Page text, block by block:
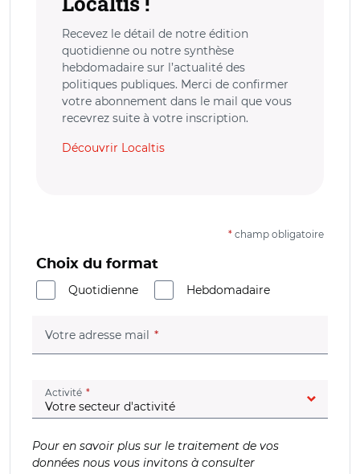
Recevez le détail de notre édition
quotidienne ou notre synthèse
hebdomadaire sur l’actualité des
politiques publiques. Merci de confirmer
votre abonnement dans le mail que vous
recevrez suite à votre inscription.
Découvrir Localtis
* champ obligatoire
Choix du format
Quotidienne
Hebdomadaire
Votre adresse mail (champ obligatoire)
Activité (champ obligatoire)
Pour en savoir plus sur le traitement de vos
données nous vous invitons à consulter